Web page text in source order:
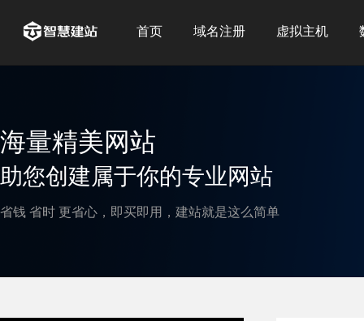
首页 域名注册 虚拟主机
海量精美网站
助您创建属于你的专业网站
省钱 省时 更省心，即买即用，建站就是这么简单